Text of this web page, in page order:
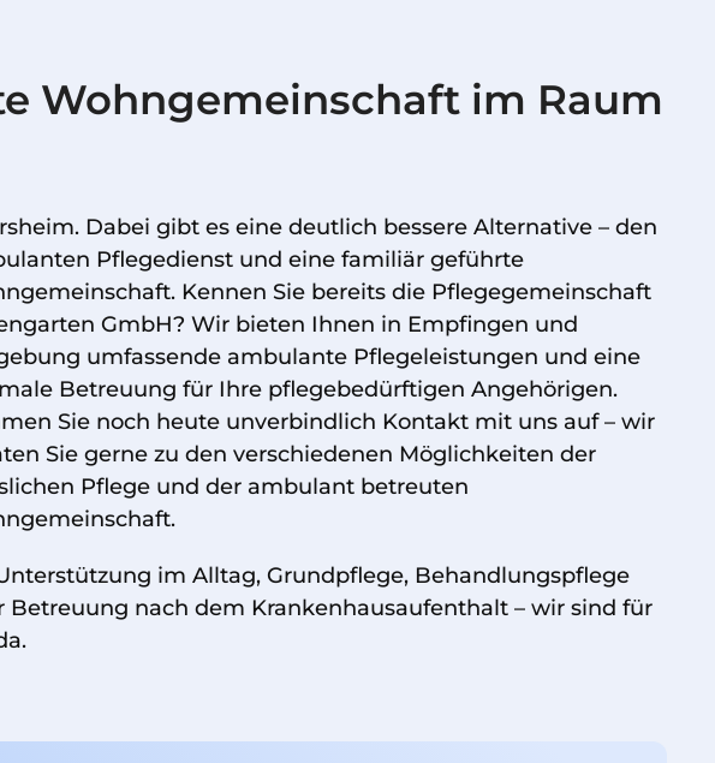
Wohngemeinschaft im Raum
Dabei gibt es eine deutlich bessere Alternative – den
Pflegedienst und eine familiär geführte
Kennen Sie bereits die Pflegegemeinschaft
GmbH? Wir bieten Ihnen in Empfingen und
umfassende ambulante Pflegeleistungen und eine
Betreuung für Ihre pflegebedürftigen Angehörigen.
Sie noch heute unverbindlich Kontakt mit uns auf – wir
Sie gerne zu den verschiedenen Möglichkeiten der
Pflege und der ambulant betreuten
im Alltag, Grundpflege, Behandlungspflege
Betreuung nach dem Krankenhausaufenthalt – wir sind für